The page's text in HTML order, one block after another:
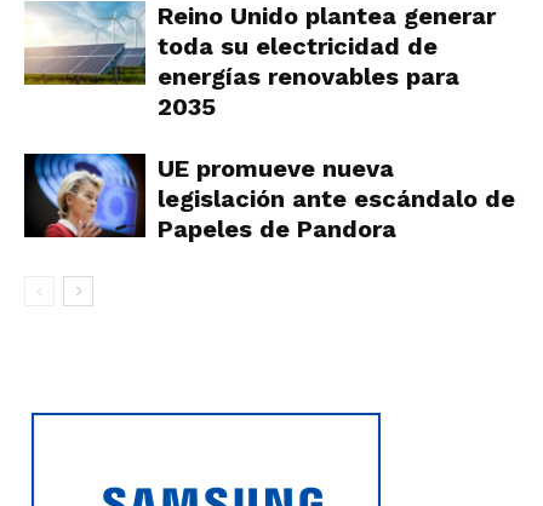
Reino Unido plantea generar
toda su electricidad de
energías renovables para
2035
UE promueve nueva
legislación ante escándalo de
Papeles de Pandora